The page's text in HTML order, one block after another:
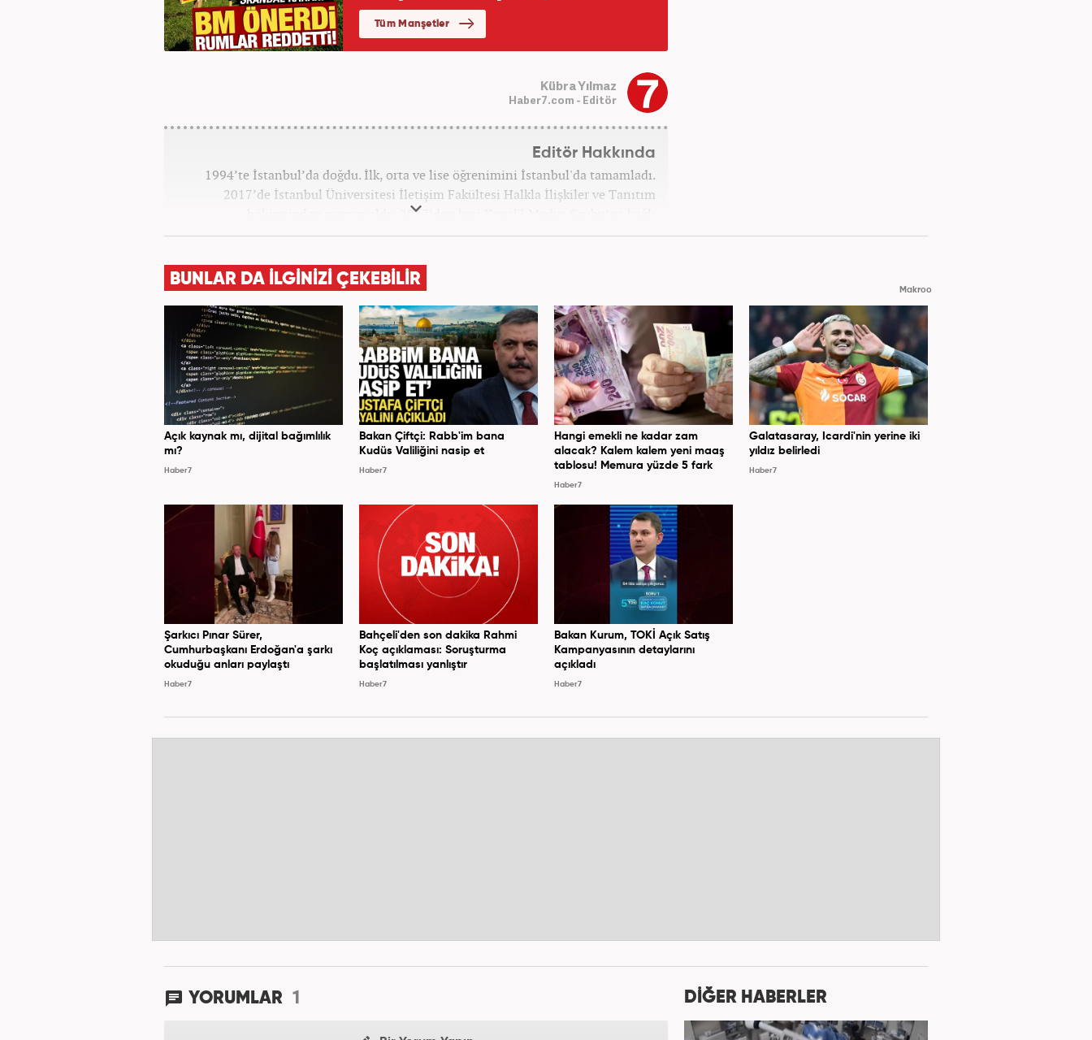
Kübra Yılmaz
Haber7.com - Editör
Editör Hakkında
1994’te İstanbul’da doğdu. İlk, orta ve lise öğrenimini İstanbul'da tamamladı.
2017’de İstanbul Üniversitesi İletişim Fakültesi Halkla İlişkiler ve Tanıtım
bölümünden mezun oldu. 2017’den beri Kanal7 Medya Grubu’na bağlı
Haber7.com bünyesinde mesleki hayatına devam etmektedir.
BUNLAR DA İLGİNİZİ ÇEKEBİLİR
Makroo
Açık kaynak mı, dijital bağımlılık
mı?
Haber7
Bakan Çiftçi: Rabb'im bana
Kudüs Valiliğini nasip et
Haber7
Hangi emekli ne kadar zam
alacak? Kalem kalem yeni maaş
tablosu! Memura yüzde 5 fark
Haber7
Galatasaray, Icardi'nin yerine iki
yıldız belirledi
Haber7
Şarkıcı Pınar Sürer,
Cumhurbaşkanı Erdoğan'a şarkı
okuduğu anları paylaştı
Haber7
Bahçeli'den son dakika Rahmi
Koç açıklaması: Soruşturma
başlatılması yanlıştır
Haber7
Bakan Kurum, TOKİ Açık Satış
Kampanyasının detaylarını
açıkladı
Haber7
YORUMLAR 1 DİĞER HABERLER